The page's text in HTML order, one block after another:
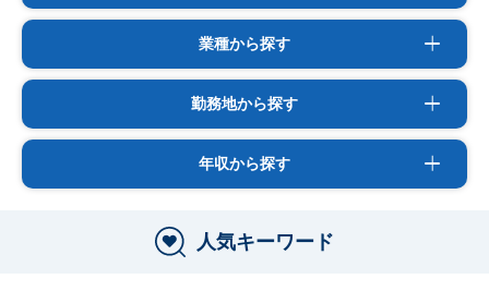
業種から探す
勤務地から探す
年収から探す
人気キーワード